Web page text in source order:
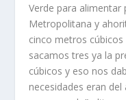
Verde para alimentar
Metropolitana y
cinco metros
sacamos tres ya la
cúbicos y eso nos
necesidades eran